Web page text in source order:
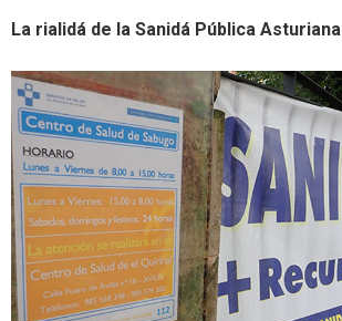
La rialidá de la Sanidá Pública Asturiana